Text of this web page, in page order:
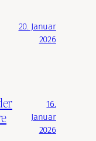
20. Januar
2026
16.
Januar
2026